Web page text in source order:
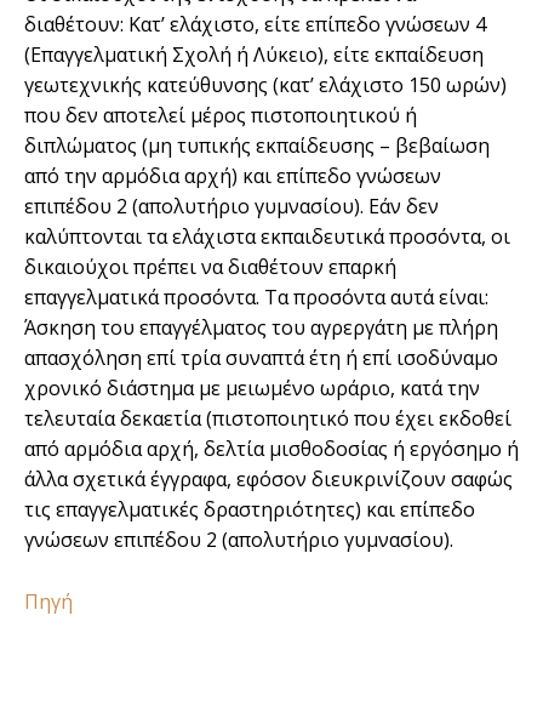
διαθέτουν: Κατ’ ελάχιστο, είτε επίπεδο γνώσεων 4
(Επαγγελµατική Σχολή ή Λύκειο), είτε εκπαίδευση
γεωτεχνικής κατεύθυνσης (κατ’ ελάχιστο 150 ωρών)
που δεν αποτελεί µέρος πιστοποιητικού ή
διπλώµατος (µη τυπικής εκπαίδευσης – βεβαίωση
από την αρµόδια αρχή) και επίπεδο γνώσεων
επιπέδου 2 (απολυτήριο γυµνασίου). Εάν δεν
καλύπτονται τα ελάχιστα εκπαιδευτικά προσόντα, οι
δικαιούχοι πρέπει να διαθέτουν επαρκή
επαγγελµατικά προσόντα. Τα προσόντα αυτά είναι:
Άσκηση του επαγγέλµατος του αγρεργάτη µε πλήρη
απασχόληση επί τρία συναπτά έτη ή επί ισοδύναµο
χρονικό διάστηµα µε µειωµένο ωράριο, κατά την
τελευταία δεκαετία (πιστοποιητικό που έχει εκδοθεί
από αρµόδια αρχή, δελτία µισθοδοσίας ή εργόσηµο ή
άλλα σχετικά έγγραφα, εφόσον διευκρινίζουν σαφώς
τις επαγγελµατικές δραστηριότητες) και επίπεδο
γνώσεων επιπέδου 2 (απολυτήριο γυµνασίου).
Πηγή